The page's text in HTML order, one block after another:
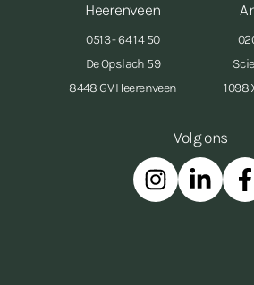
Heerenveen
0513 - 64 14 50
De Opslach 59
8448 GV Heerenveen
1098
Volg ons
InstagramLinkedin